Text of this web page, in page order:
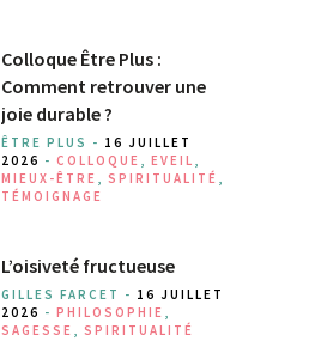
Colloque Être Plus :
Comment retrouver une
joie durable ?
ÊTRE PLUS - 16 JUILLET
2026 - COLLOQUE , EVEIL ,
MIEUX-ÊTRE , SPIRITUALITÉ ,
TÉMOIGNAGE
L’oisiveté fructueuse
GILLES FARCET - 16 JUILLET
2026 - PHILOSOPHIE ,
SAGESSE , SPIRITUALITÉ